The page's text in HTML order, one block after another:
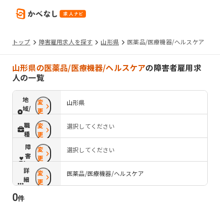
トップ 障害雇用求人を探す 山形県 医薬品/医療機器/ヘルスケア
山形県の医薬品/医療機器/ヘルスケアの障害者雇用求
人の一覧
地
域/
路
線
変
更
山形県
職
種
変
更
選択してください
障
害
配
慮
変
更
選択してください
詳
細
条
件
変
更
医薬品/医療機器/ヘルスケア
0件